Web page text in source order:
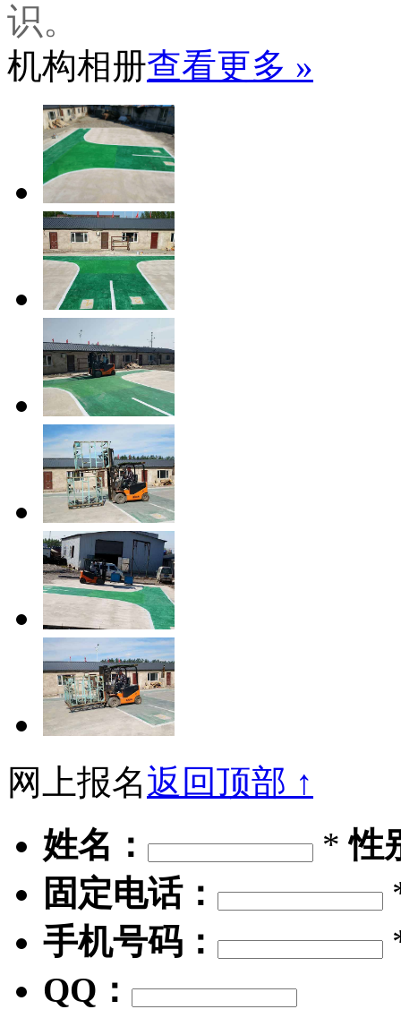
识。
机构相册查看更多 »
网上报名返回顶部 ↑
姓名：
* 性
固定电话：
手机号码：
QQ：